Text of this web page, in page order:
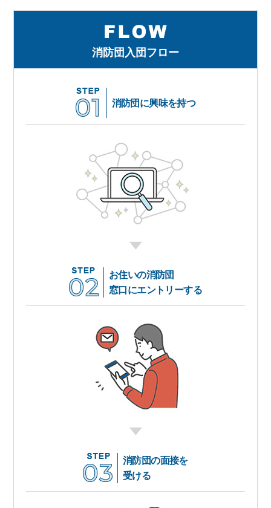
消防団入団フロー
消防団に興味を持つ
お住いの消防団
窓口にエントリーする
消防団の面接を
受ける